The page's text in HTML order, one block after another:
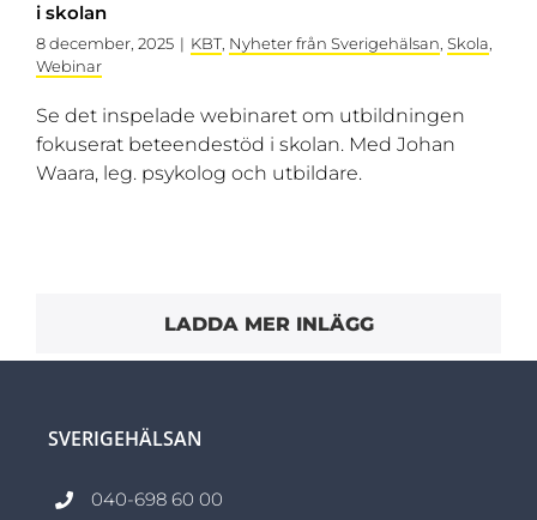
i skolan
8 december, 2025 | KBT, Nyheter från Sverigehälsan, Skola,
Webinar
Se det inspelade webinaret om utbildningen
fokuserat beteendestöd i skolan. Med Johan
Waara, leg. psykolog och utbildare.
LADDA MER INLÄGG
SVERIGEHÄLSAN
040-698 60 00